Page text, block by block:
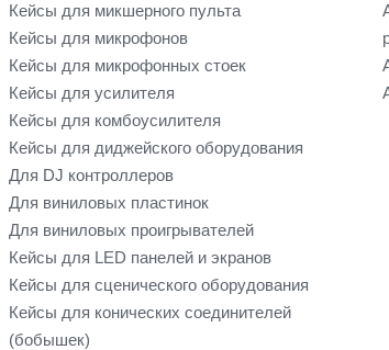
Кейсы для микшерного пульта
Кейсы для микрофонов
Кейсы для микрофонных стоек
Кейсы для усилителя
Кейсы для комбоусилителя
Кейсы для диджейского оборудования
Для DJ контроллеров
Для виниловых пластинок
Для виниловых проигрывателей
Кейсы для LED панелей и экранов
Кейсы для сценического оборудования
Кейсы для конических соединителей
(бобышек)